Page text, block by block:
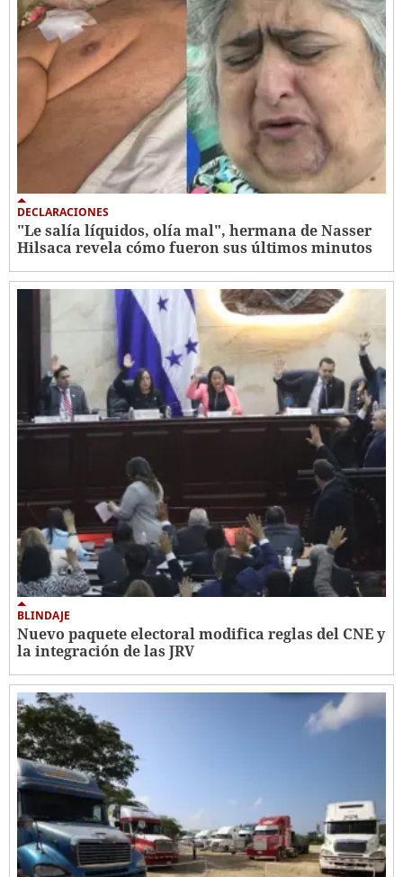
DECLARACIONES
"Le salía líquidos, olía mal", hermana de Nasser
Hilsaca revela cómo fueron sus últimos minutos
BLINDAJE
Nuevo paquete electoral modifica reglas del CNE y
la integración de las JRV